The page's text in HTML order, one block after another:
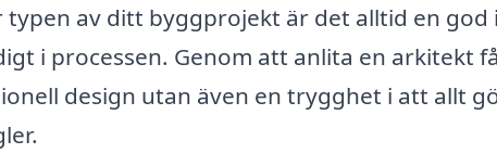
av ditt byggprojekt är det alltid en god
i processen. Genom att anlita en arkitekt
design utan även en trygghet i att allt